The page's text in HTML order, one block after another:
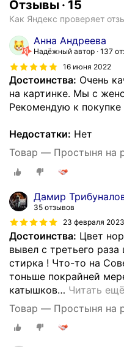
Отзывы · 15
Как Яндекс проверяет
Анна Андреева
Надёжный автор 137
16 июня 2022
Достоинства: Очень
на картинке. Мы с
Рекомендую к покупке
Недостатки: Нет
Товар — Простыня на
Дамир
35 отзывов
23 февраля 2023
Достоинства: Цвет
вывел с третьего
стирка ! Что-то на
тоньше покрайней
катышков… Читать ещё
Товар — Простыня на